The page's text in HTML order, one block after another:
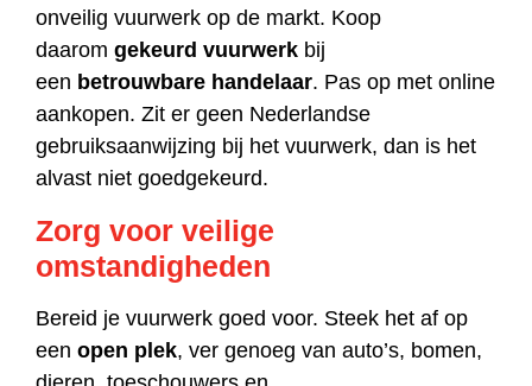
onveilig vuurwerk op de markt. Koop
daarom gekeurd vuurwerk bij
een betrouwbare handelaar. Pas op met online
aankopen. Zit er geen Nederlandse
gebruiksaanwijzing bij het vuurwerk, dan is het
alvast niet goedgekeurd.
Zorg voor veilige
omstandigheden
Bereid je vuurwerk goed voor. Steek het af op
een open plek, ver genoeg van auto’s, bomen,